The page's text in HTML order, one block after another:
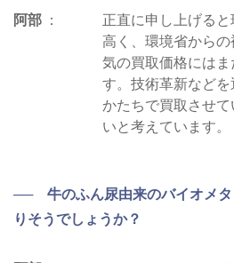
阿部
正直に申し上げる
高く、環境省から
気の買取価格には
す。技術革新など
かたちで買取させ
いと考えています。
── 牛のふん尿由来のバイオメタ
りそうでしょうか？